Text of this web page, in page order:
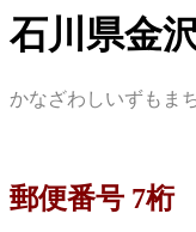
石川県金
かなざわしいずもま
郵便番号 7桁